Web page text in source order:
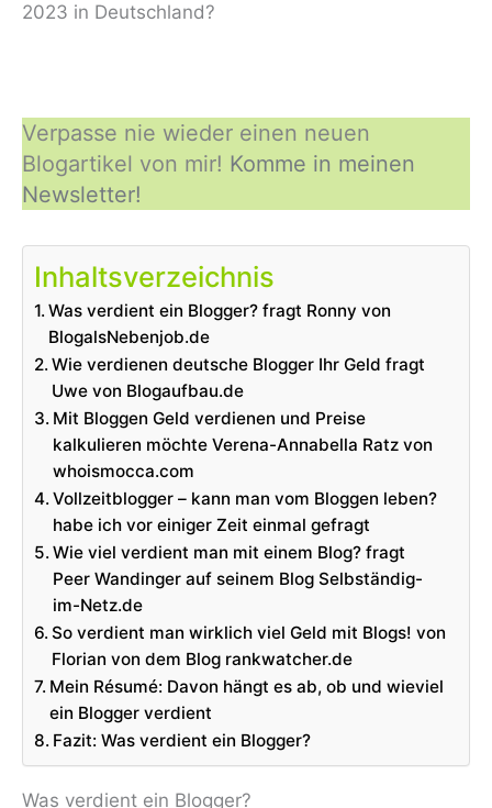
2023 in Deutschland?
Verpasse nie wieder einen neuen
Blogartikel von mir! Komme in meinen
Newsletter!
Inhaltsverzeichnis
Was verdient ein Blogger? fragt Ronny von
BlogalsNebenjob.de
Wie verdienen deutsche Blogger Ihr Geld fragt
Uwe von Blogaufbau.de
Mit Bloggen Geld verdienen und Preise
kalkulieren möchte Verena-Annabella Ratz von
whoismocca.com
Vollzeitblogger – kann man vom Bloggen leben?
habe ich vor einiger Zeit einmal gefragt
Wie viel verdient man mit einem Blog? fragt
Peer Wandinger auf seinem Blog Selbständig-
im-Netz.de
So verdient man wirklich viel Geld mit Blogs! von
Florian von dem Blog rankwatcher.de
Mein Résumé: Davon hängt es ab, ob und wieviel
ein Blogger verdient
Fazit: Was verdient ein Blogger?
Was verdient ein Blogger?